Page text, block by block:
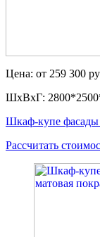
Цена: от 259 300
ШxВxГ:
Шкаф-купе фасады
Рассчитать